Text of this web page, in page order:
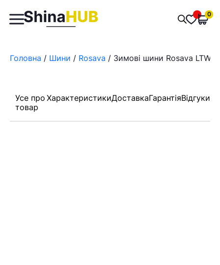
Пошук
товарів
0
Головна / Шини / Rosava / Зимові шини Rosava LTW-
Усе про
товар
ХарактеристикиДоставкаГарантіяВідгуки